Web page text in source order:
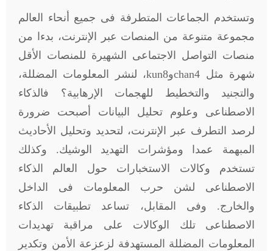
وتستخدم الجماعات المتطرفة فى جميع أنحاء العالم
مجموعة متنوعة من المنصات عبر الإنترنت، بدءا من
منصات التواصل الاجتماعى الشهيرة للمنصات الأقل
شهرة مثل 4
chanو8 kun، لنشر المعلومات المضللة،
والتجنيد والتخطيط للهجمات الإرهابية؟ فالذكاء
الاصطناعى وعلوم تحليل البيانات أصبحت ضرورة
لرصد التطرف عبر الإنترنت، لتحديد وتحليل الأحاديث
المبهمة عمدا ومؤشرات التهديد الوشيك. وكذلك
تستخدم وكالات الاستخبارات حول العالم الذكاء
الاصطناعى لشن حرب المعلومات فى الداخل
والخارج. وفى المقابل، تساعد تطبيقات الذكاء
الاصطناعى تلك الوكالات على مراقبة تهديدات
المعلومات المضللة المستهدفة لزعزعة الأمن وتكدير